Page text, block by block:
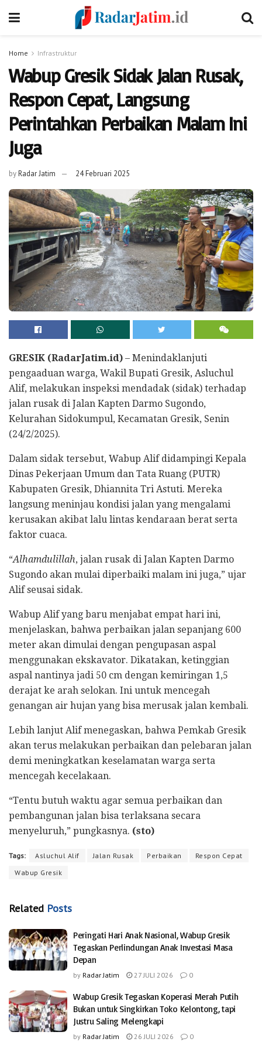
Home Infrastruktur
Wabup Gresik Sidak Jalan Rusak,
Respon Cepat, Langsung
Perintahkan Perbaikan Malam Ini
Juga
byRadar Jatim 24 Februari 2025
GRESIK (RadarJatim.id) – Menindaklanjuti
pengaaduan warga, Wakil Bupati Gresik, Asluchul
Alif, melakukan inspeksi mendadak (sidak) terhadap
jalan rusak di Jalan Kapten Darmo Sugondo,
Kelurahan Sidokumpul, Kecamatan Gresik, Senin
(24/2/2025).
Dalam sidak tersebut, Wabup Alif didampingi Kepala
Dinas Pekerjaan Umum dan Tata Ruang (PUTR)
Kabupaten Gresik, Dhiannita Tri Astuti. Mereka
langsung meninjau kondisi jalan yang mengalami
kerusakan akibat lalu lintas kendaraan berat serta
faktor cuaca.
“Alhamdulillah, jalan rusak di Jalan Kapten Darmo
Sugondo akan mulai diperbaiki malam ini juga,” ujar
Alif seusai sidak.
Wabup Alif yang baru menjabat empat hari ini,
menjelaskan, bahwa perbaikan jalan sepanjang 600
meter akan dimulai dengan pengupasan aspal
menggunakan ekskavator. Dikatakan, ketinggian
aspal nantinya jadi 50 cm dengan kemiringan 1,5
derajat ke arah selokan. Ini untuk mencegah
genangan air hujan yang bisa merusak jalan kembali.
Lebih lanjut Alif menegaskan, bahwa Pemkab Gresik
akan terus melakukan perbaikan dan pelebaran jalan
demi meningkatkan keselamatan warga serta
mencegah kecelakaan.
“Tentu butuh waktu agar semua perbaikan dan
pembangunan jalan bisa terlaksana secara
menyeluruh,” pungkasnya. (sto)
Tags: Asluchul Alif Jalan Rusak Perbaikan
Respon Cepat
Wabup Gresik
Related Posts
Peringati Hari Anak Nasional, Wabup Gresik
Tegaskan Perlindungan Anak Investasi Masa
Depan
by Radar Jatim 27 JULI 2026 0
Wabup Gresik Tegaskan Koperasi Merah Putih
Bukan untuk Singkirkan Toko Kelontong, tapi
Justru Saling Melengkapi
by Radar Jatim 26 JULI 2026 0